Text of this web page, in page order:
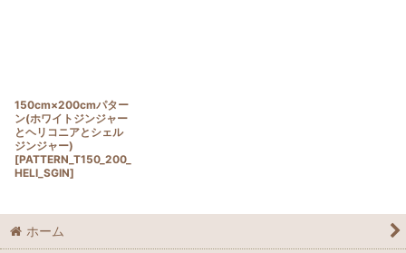
150cm×200cmパター
ン(ホワイトジンジャー
とヘリコニアとシェル
ジンジャー)
[PATTERN_T150_200_
HELI_SGIN]
ホーム